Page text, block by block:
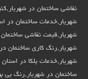
نقاشی ساختمان در
شهریار,خدمات ساختمان در
شهریار,قیمت نقاشی
شهریار,رنگ کاری ساختمان
شهریار,خدمات بلکا در
ساختمان در شهریار,رنگ بی